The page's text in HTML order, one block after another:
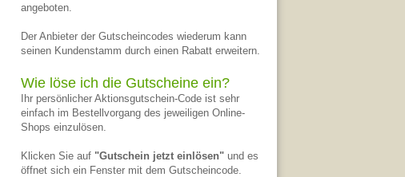
angeboten.
Der Anbieter der Gutscheincodes wiederum kann
seinen Kundenstamm durch einen Rabatt erweitern.
Wie löse ich die Gutscheine ein?
Ihr persönlicher Aktionsgutschein-Code ist sehr
einfach im Bestellvorgang des jeweiligen Online-
Shops einzulösen.
Klicken Sie auf "Gutschein jetzt einlösen" und es
öffnet sich ein Fenster mit dem Gutscheincode.